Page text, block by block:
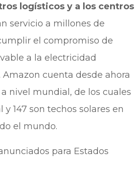
logísticos y a los centros
servicio a millones de
el compromiso de
a la electricidad
cuenta desde ahora
nivel mundial, de los cuales
147 son techos solares en
el mundo.
para Estados